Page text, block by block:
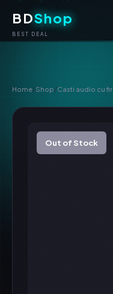
BDShop
BEST DEAL
Home/Shop/Casti audio cu fir
Out of Stock